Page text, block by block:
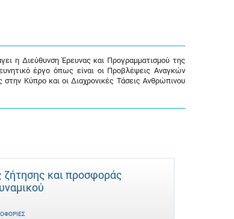
η Διεύθυνση Έρευνας και Προγραμματισμού της
έργο όπως είναι οι Προβλέψεις Αναγκών
Κύπρο και οι Διαχρονικές Τάσεις Ανθρώπινου
και προσφοράς